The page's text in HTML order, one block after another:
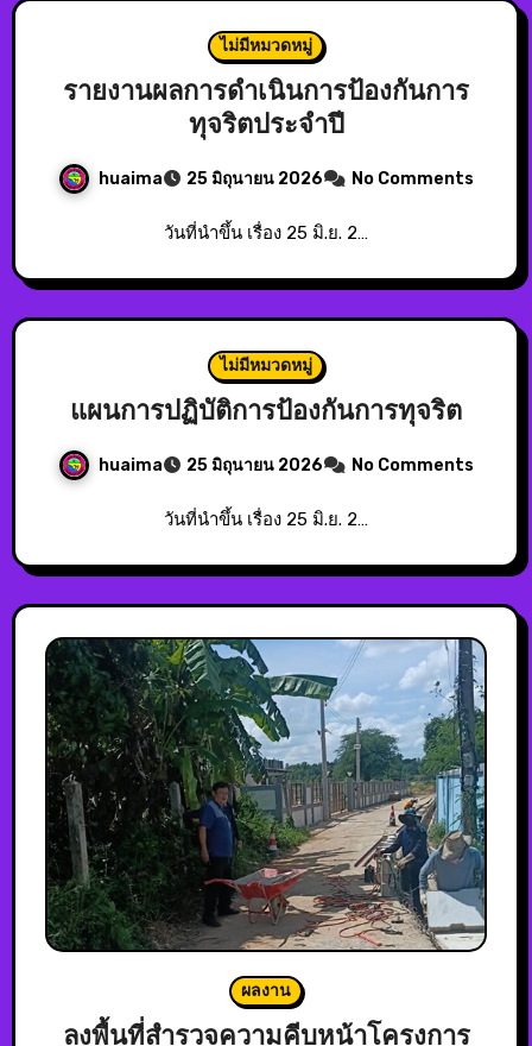
ไม่มีหมวดหมู่
รายงานผลการดำเนินการป้องกันการ
ทุจริตประจำปี
huaima 25 มิถุนายน 2026 No Comments
วันที่นำขึ้น เรื่อง 25 มิ.ย. 2…
ไม่มีหมวดหมู่
แผนการปฏิบัติการป้องกันการทุจริต
huaima 25 มิถุนายน 2026 No Comments
วันที่นำขึ้น เรื่อง 25 มิ.ย. 2…
ผลงาน
ลงพื้นที่สำรวจความคีบหน้าโครงการ